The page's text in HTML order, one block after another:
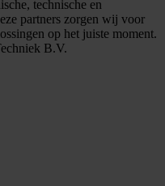
technische en
partners zorgen wij voor
op het juiste moment.
B.V.